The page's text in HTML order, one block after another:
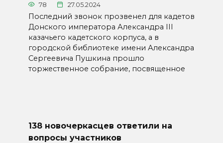
78 27.05.2024
Последний звонок прозвенел для кадетов
Донского императора Александра III
казачьего кадетского корпуса, а в
городской библиотеке имени Александра
Сергеевича Пушкина прошло
торжественное собрание, посвященное
138 новочеркасцев ответили на
вопросы участников